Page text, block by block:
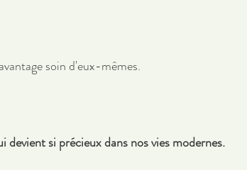
soin d'eux-mêmes.
si précieux dans nos vies modernes.